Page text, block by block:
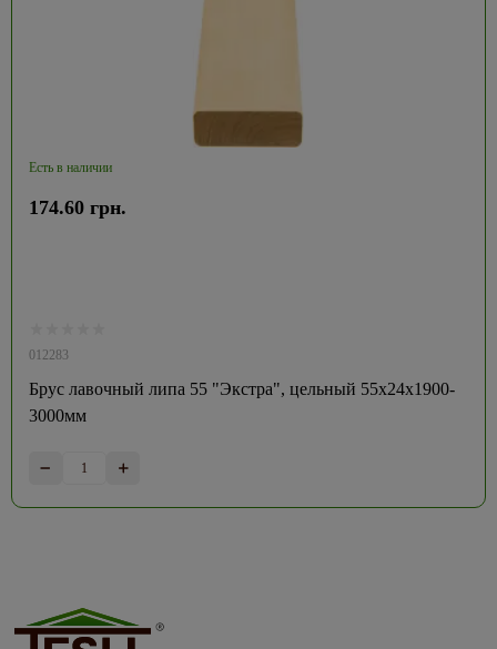
Есть в наличии
012283
Брус лавочный липа 55 "Экстра", цельный 55х24х1900-
3000мм
174.60 грн.